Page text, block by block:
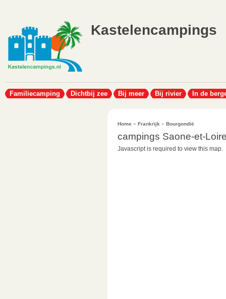
Kastelencampings
Familiecamping Dichtbij zee Bij meer Bij rivier In de
Home » Frankrijk » Bourgondië
campings Saone-et-
Javascript is required to view this map.